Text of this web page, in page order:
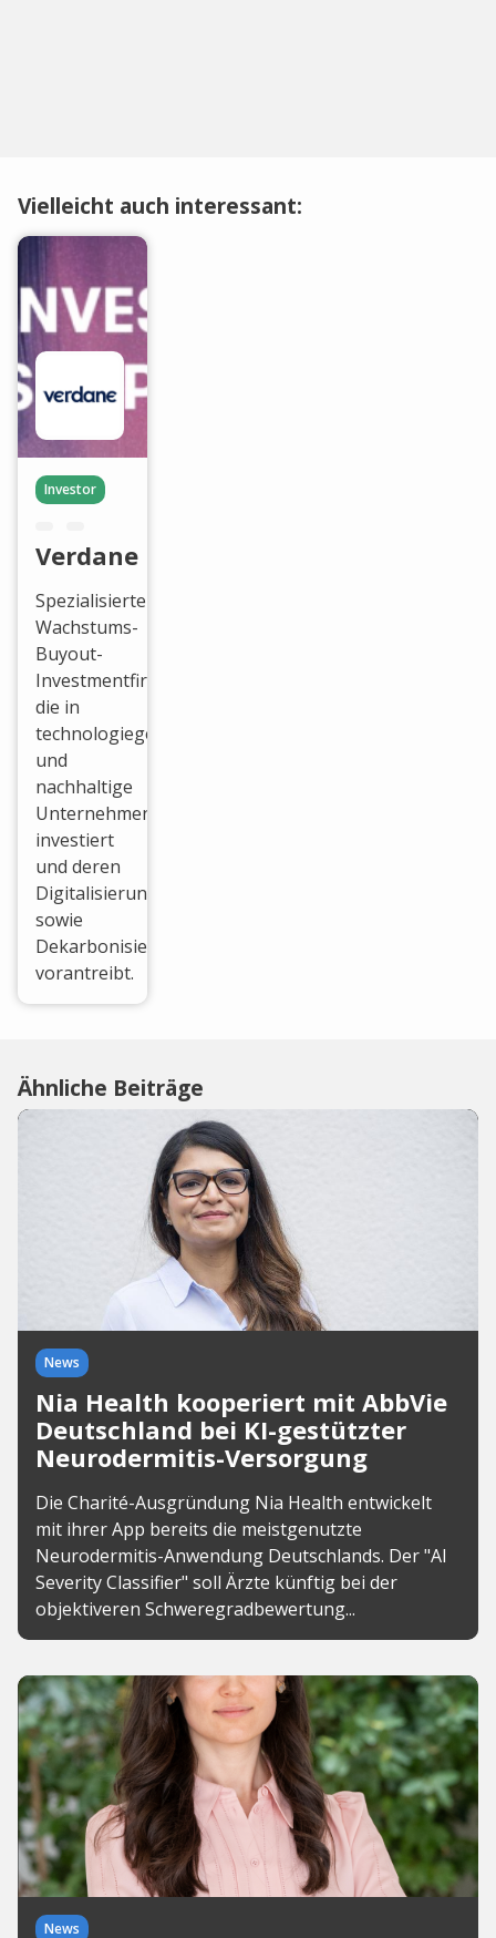
Vielleicht auch interessant:
Investor
Verdane
Spezialisierte
Wachstums-
Buyout-
Investmentfirma,
die in
technologiegestützte
und
nachhaltige
Unternehmen
investiert
und deren
Digitalisierung
sowie
Dekarbonisierung
vorantreibt.
Ähnliche Beiträge
News
Nia Health kooperiert mit AbbVie
Deutschland bei KI-gestützter
Neurodermitis-Versorgung
Die Charité-Ausgründung Nia Health entwickelt
mit ihrer App bereits die meistgenutzte
Neurodermitis-Anwendung Deutschlands. Der "AI
Severity Classifier" soll Ärzte künftig bei der
objektiveren Schweregradbewertung...
News